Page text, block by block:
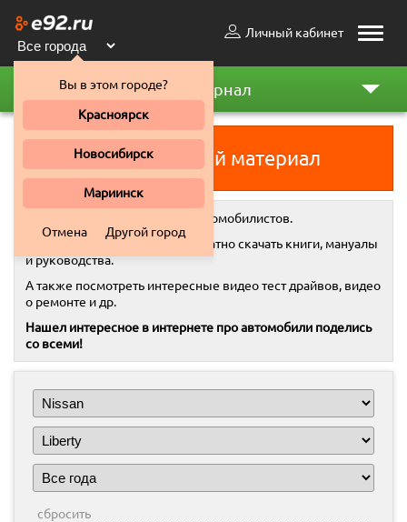
Toggle
Личный кабинет
Вы в этом городе?
Красноярск
Новосибирск
Мариинск
Отмена Другой город
Автожурнал
Добавить свой материал
- это место для автомобилистов.
Здесь вы всегда можете бесплатно скачать книги, мануалы
и руководства.
А также посмотреть интересные видео тест драйвов, видео
о ремонте и др.
Нашел интересное в интернете про автомобили поделись
со всеми!
сбросить